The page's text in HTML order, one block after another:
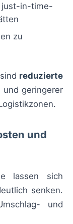
just-in-time-
zu
reduzierte
und geringerer
und
lassen sich
senken.
und